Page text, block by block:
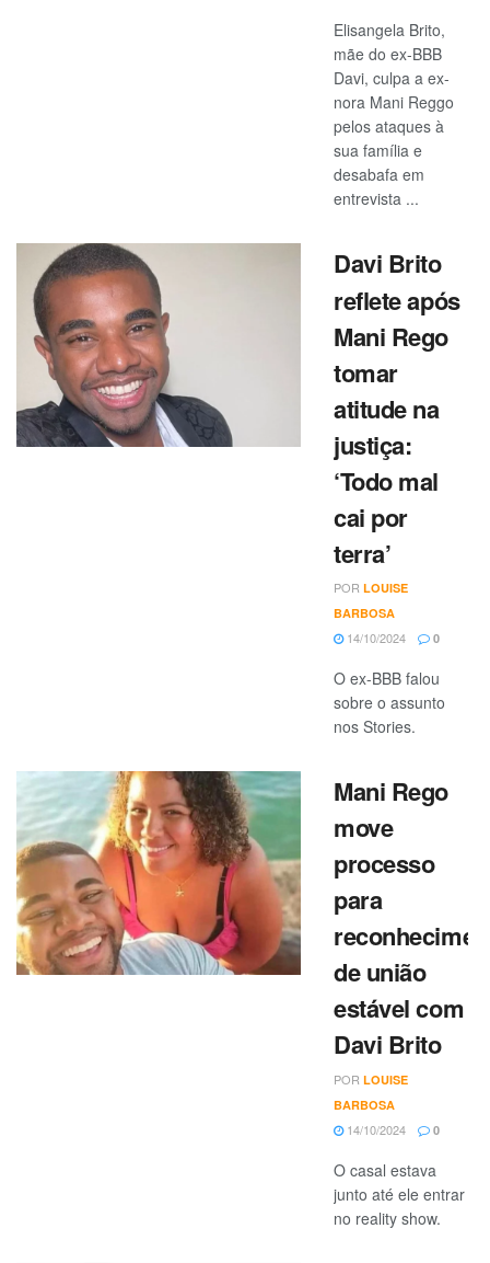
Elisangela Brito,
mãe do ex-BBB
Davi, culpa a ex-
nora Mani Reggo
pelos ataques à
sua família e
desabafa em
entrevista ...
Davi Brito
reflete após
Mani Rego
tomar
atitude na
justiça:
‘Todo mal
cai por
terra’
POR LOUISE
BARBOSA
14/10/2024 0
O ex-BBB falou
sobre o assunto
nos Stories.
Mani Rego
move
processo
para
de união
estável com
Davi Brito
POR LOUISE
BARBOSA
14/10/2024 0
O casal estava
junto até ele entrar
no reality show.